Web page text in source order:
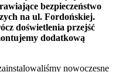
bezpieczeństwo
na ul. Fordońskiej.
doświetlenia przejść
dodatkową
nowoczesne